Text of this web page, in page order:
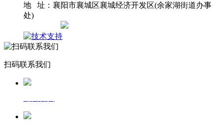
地 址：襄阳市襄城区襄城经济开发区(余家湖街道办事
处)
扫码联系我们